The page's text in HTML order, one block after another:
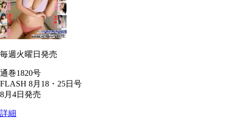
毎週火曜日発売
通巻1820号
FLASH 8月18・25日号
8月4日発売
詳細